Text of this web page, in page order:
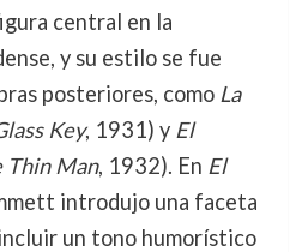
central en la
y su estilo se fue
posteriores, como La
Key, 1931) y El
Thin Man, 1932). En El
introdujo una faceta
un tono humorístico